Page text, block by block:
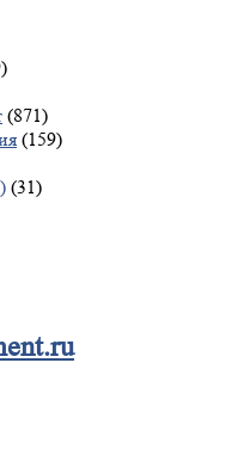
(871)
(159)
(31)